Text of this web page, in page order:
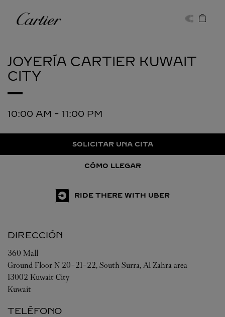
Cartier
JOYERÍA CARTIER KUWAIT
CITY
10:00 AM - 11:00 PM
SOLICITAR UNA CITA
CÓMO LLEGAR
RIDE THERE WITH UBER
DIRECCIÓN
360 Mall
Ground Floor N 20-21-22, South Surra, Al Zahra area
13002 Kuwait City
Kuwait
TELÉFONO